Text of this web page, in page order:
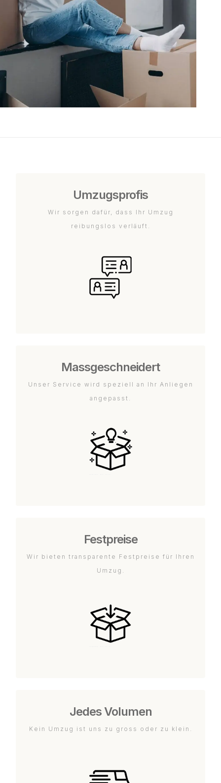
Umzugsprofis
Wir sorgen dafür, dass Ihr Umzug
reibungslos verläuft.
Massgeschneidert
Unser Service wird speziell an Ihr Anliegen
angepasst.
Festpreise
Wir bieten transparente Festpreise für Ihren
Umzug.
Jedes Volumen
Kein Umzug ist uns zu gross oder zu klein.